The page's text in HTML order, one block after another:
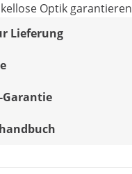
Optik garantieren
Lieferung